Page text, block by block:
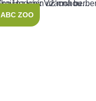
ABC ZOO